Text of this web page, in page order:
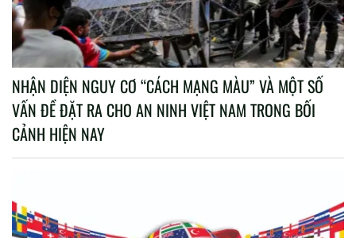
NHẬN DIỆN NGUY CƠ “CÁCH MẠNG MÀU” VÀ MỘT SỐ
VẤN ĐỀ ĐẶT RA CHO AN NINH VIỆT NAM TRONG BỐI
CẢNH HIỆN NAY